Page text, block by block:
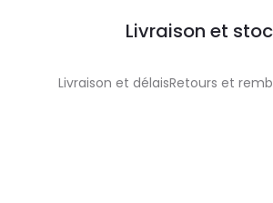
Livraison et
Livraison et délaisRetours et